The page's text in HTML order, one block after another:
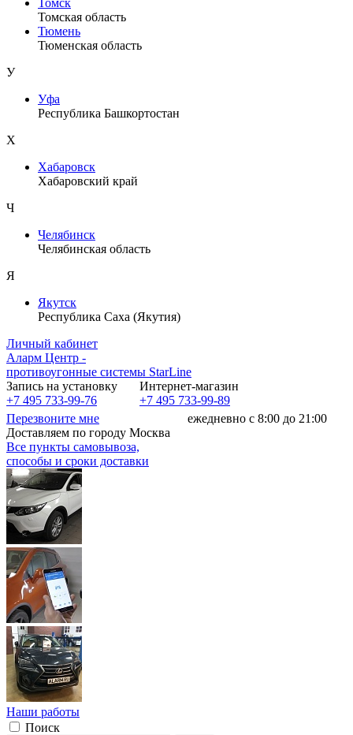
Томск
Томская область
Тюмень
Тюменская область
У
Уфа
Республика Башкортостан
Х
Хабаровск
Хабаровский край
Ч
Челябинск
Челябинская область
Я
Якутск
Республика Саха (Якутия)
Личный кабинет
Аларм Центр -
противоугонные системы StarLine
Запись на установку
+7 495 733-99-76
Интернет-магазин
+7 495 733-99-89
Перезвоните мне
ежедневно с 8:00 до 21:00
Доставляем по городу Москва
Все пункты самовывоза,
способы и сроки доставки
Наши работы
Поиск